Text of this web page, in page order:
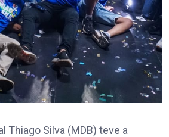
Thiago Silva (MDB) teve a